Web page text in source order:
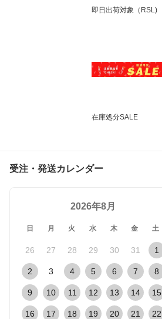
即日出荷対象（RSL)
在庫処分SALE
受注・発送カレンダー
2026年8月
日 月 火 水 木 金 土
26 27 28 29 30 31 1
2 3 4 5 6 7 8
9 10 11 12 13 14 15
16 17 18 19 20 21 22